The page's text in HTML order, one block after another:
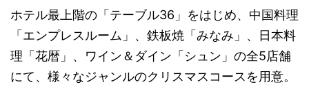
ホテル最上階の「テーブル36」をはじめ、中国料理
「エンプレスルーム」、鉄板焼「みなみ」、日本料
理「花暦」、ワイン＆ダイン「シュン」の全5店舗
にて、様々なジャンルのクリスマスコースを用意。